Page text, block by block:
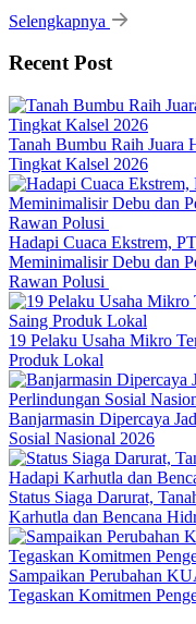
Selengkapnya
Recent Post
Tanah Bumbu Raih Juara
Tingkat Kalsel 2026
Hadapi Cuaca Ekstrem,
Meminimalisir Debu dan
Rawan Polusi
19 Pelaku Usaha Mikro
Produk Lokal
Banjarmasin Dipercaya
Sosial Nasional 2026
Status Siaga Darurat,
Karhutla dan Bencana
Sampaikan Perubahan
Tegaskan Komitmen